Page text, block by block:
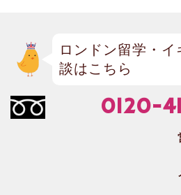
ロンドン留学・イ
談はこちら
0120-